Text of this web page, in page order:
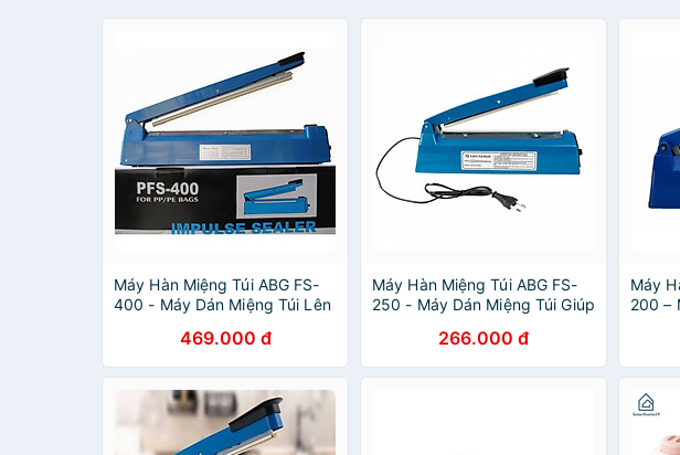
Máy Hàn Miệng Túi ABG FS-
400 - Máy Dán Miệng Túi Lên
Thực Vật Tươi Lâu Hơn, Áp
Dụng Phổ Biến Trong Đời
Sống – Hàng Chính Hãng
469.000 đ
Máy Hàn Miệng Túi ABG FS-
250 - Máy Dán Miệng Túi Giúp
Hơn, Áp Dụng Phổ Biến Trong
Đời Sống – Hàng Chính Hãng
266.000 đ
Máy
200 –
Lâu
Trong
Hãng